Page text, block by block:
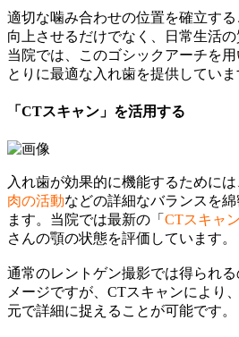
適切な噛み合わせの位置を確立す
向上させるだけでなく、日常生活の
当院では、このゴシックアーチを
とりに最適な入れ歯を提供していま
「CTスキャン」を活用する
入れ歯が効果的に機能するためには
肉の活動などの詳細なバランスを
ます。当院では最新の「 CTスキャン
さんの顎の状態を評価しています。
通常のレントゲン撮影では得られ
メージですが、CTスキャンにより
元で詳細に捉えることが可能です。